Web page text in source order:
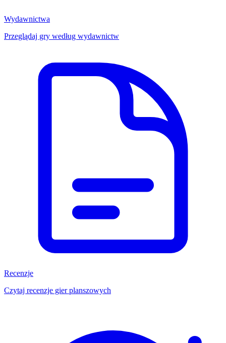
Wydawnictwa
Przeglądaj gry według wydawnictw
Recenzje
Czytaj recenzje gier planszowych